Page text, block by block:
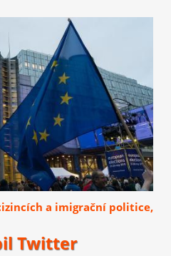
a imigrační politice,
Twitter